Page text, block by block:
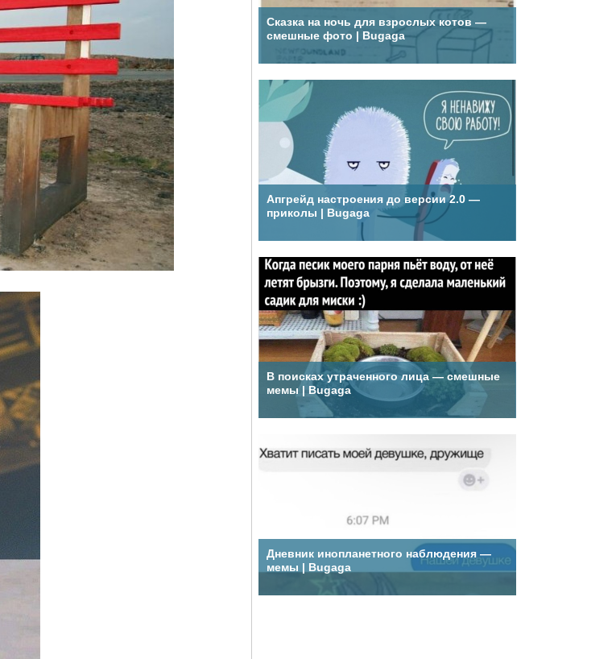
Сказка на ночь для взрослых котов —
смешные фото | Bugaga
Апгрейд настроения до версии 2.0 —
приколы | Bugaga
В поисках утраченного лица — смешные
мемы | Bugaga
Дневник инопланетного наблюдения —
мемы | Bugaga